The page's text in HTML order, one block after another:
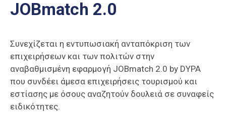
Επαγγελμάτων
ΕΒΕΠ-
Πιερία
JOBmatch 2.0
Συνεχίζεται η εντυπωσιακή ανταπόκριση των
επιχειρήσεων και των πολιτών στην
αναβαθμισμένη εφαρμογή JOBmatch 2.0 by DYPA
που συνδέει άμεσα επιχειρήσεις τουρισμού και
εστίασης με όσους αναζητούν δουλειά σε συναφείς
ειδικότητες.